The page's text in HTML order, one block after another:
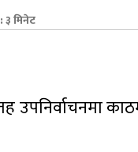
मिनेट
उपनिर्वाचनमा